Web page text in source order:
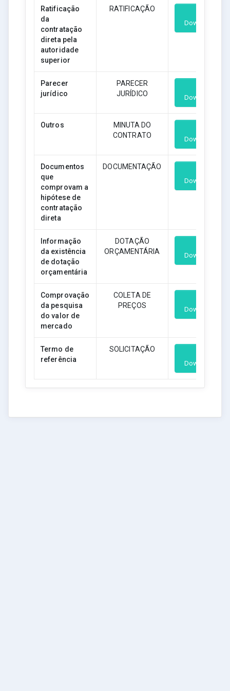
Ratificação
da
contratação
direta pela
autoridade
superior
RATIFICAÇÃO
Download
Parecer
jurídico
PARECER
JURÍDICO
Download
Outros
MINUTA DO
CONTRATO
Download
Documentos
que
comprovam a
hipótese de
contratação
direta
DOCUMENTAÇÃO
Download
Informação
da existência
de dotação
orçamentária
DOTAÇÃO
ORÇAMENTÁRIA
Download
Comprovação
da pesquisa
do valor de
mercado
COLETA DE
PREÇOS
Download
Termo de
referência
SOLICITAÇÃO
Download